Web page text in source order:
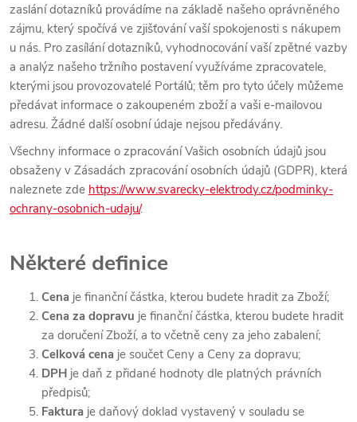
zaslání dotazníků provádíme na základě našeho oprávněného
zájmu, který spočívá ve zjišťování vaší spokojenosti s nákupem
u nás. Pro zasílání dotazníků, vyhodnocování vaší zpětné vazby
a analýz našeho tržního postavení využíváme zpracovatele,
kterými jsou provozovatelé Portálů; těm pro tyto účely můžeme
předávat informace o zakoupeném zboží a vaši e-mailovou
adresu. Žádné další osobní údaje nejsou předávány.
Všechny informace o zpracování Vašich osobních údajů jsou
obsaženy v Zásadách zpracování osobních údajů (GDPR), která
naleznete zde https://www.svarecky-elektrody.cz/podminky-
ochrany-osobnich-udaju/.
Některé definice
Cena je finanční částka, kterou budete hradit za Zboží;
Cena za dopravu je finanční částka, kterou budete hradit
za doručení Zboží, a to včetně ceny za jeho zabalení;
Celková cena je součet Ceny a Ceny za dopravu;
DPH je daň z přidané hodnoty dle platných právních
předpisů;
Faktura je daňový doklad vystavený v souladu se